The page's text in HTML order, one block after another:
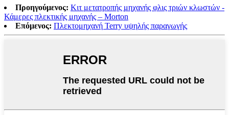
Προηγούμενος: Κιτ μετατροπής μηχανής φλις τριών κλωστών -
Κάμερες πλεκτικής μηχανής – Morton
Επόμενος: Πλεκτομηχανή Terry υψηλής παραγωγής